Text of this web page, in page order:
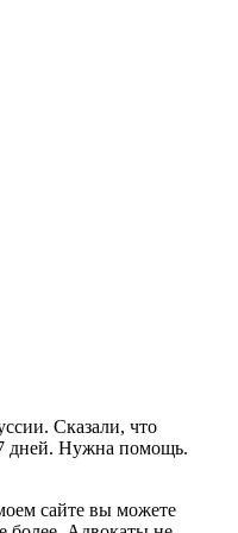
Сказали, что
дней. Нужна помощь.
сайте вы можете